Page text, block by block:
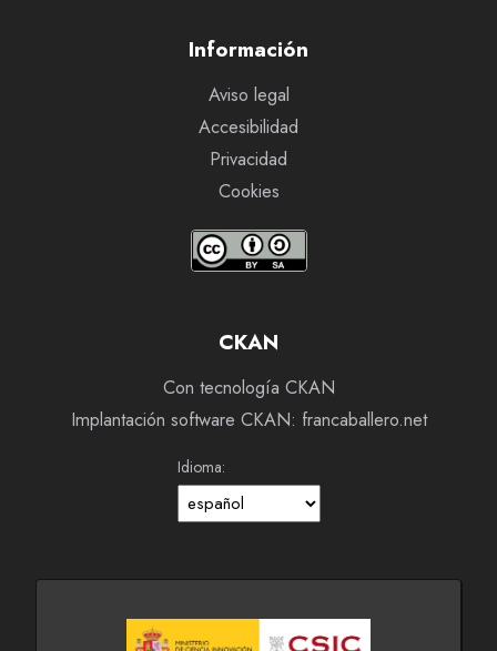
Información
Aviso legal
Accesibilidad
Privacidad
Cookies
CKAN
Con tecnología CKAN
Implantación software CKAN: francaballero.net
Idioma